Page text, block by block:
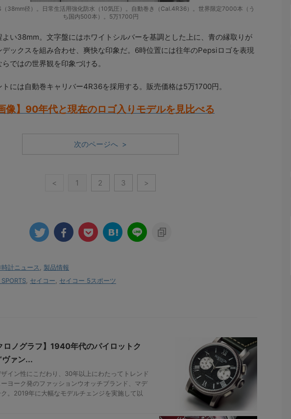
38mm径）。日常生活用強化防水（10気圧）。自動巻き（Cal.4R36）。世界限定7000本（う
ち国内500本）。5万1700円
よい38mm。文字盤にはホワイトシルバーを基調とした上に、青の縁取りが
ックスを組み合わせ、爽快な印象だ。6時位置には往年のPepsiロゴを表現
ではの世界観を印象づける。
トには自動巻キャリバー4R36を採用する。販売価格は5万1700円。
像】90年代と現在のロゴ入りモデルを見比べる
次のページへ >
< 1 2 3 >
時計ニュース
製品情報
セイコー セイコー 5スポーツ
ロノグラフ】1940年代のパイロットク
ヴァン...
イン性にこだわり、30年以上にわたってトレンド
ヨーク発のファッションウオッチブランド、マデ
。2019年に大幅なモデルチェンジを実施して以